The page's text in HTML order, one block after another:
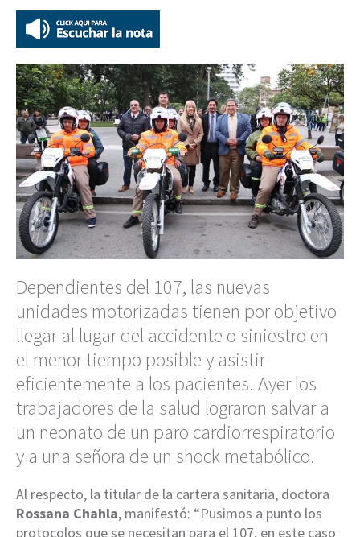
Dependientes del 107, las nuevas
unidades motorizadas tienen por objetivo
llegar al lugar del accidente o siniestro en
el menor tiempo posible y asistir
eficientemente a los pacientes. Ayer los
trabajadores de la salud lograron salvar a
un neonato de un paro cardiorrespiratorio
y a una señora de un shock metabólico.
Al respecto, la titular de la cartera sanitaria, doctora
Rossana Chahla, manifestó: “Pusimos a punto los
protocolos que se necesitan para el 107, en este caso